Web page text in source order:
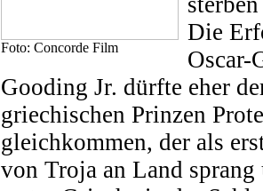
Foto: Concorde Film
Die
Oscar-
Gooding Jr. dürfte eher
griechischen Prinzen
gleichkommen, der als
von Troja an Land sprang